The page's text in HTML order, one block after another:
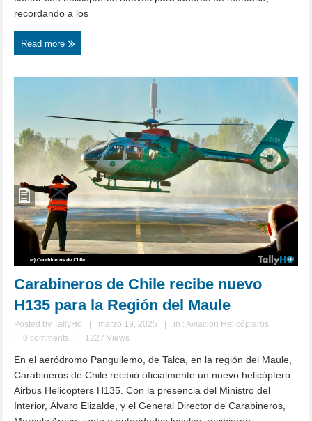
recordando a los
Read more
Carabineros de Chile recibe nuevo
H135 para la Región del Maule
Posted byTallyHo marzo 19, 2025 in :Aviación Helicópteros
0 comments 1227 Views
En el aeródromo Panguilemo, de Talca, en la región del Maule,
Carabineros de Chile recibió oficialmente un nuevo helicóptero
Airbus Helicopters H135. Con la presencia del Ministro del
Interior, Álvaro Elizalde, y el General Director de Carabineros,